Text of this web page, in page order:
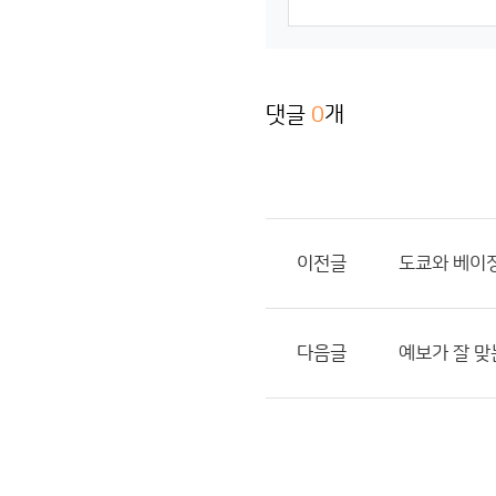
댓글 0개
이전글 도쿄와 베이
다음글 예보가 잘 맞